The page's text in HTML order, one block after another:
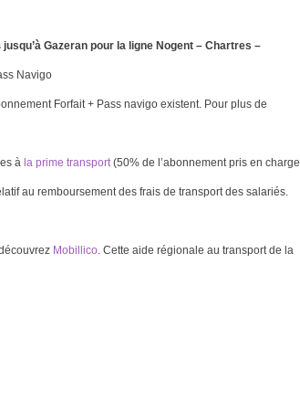
jusqu’à Gazeran pour la ligne Nogent – Chartres –
Navigo
Forfait + Pass navigo existent. Pour plus de
à la prime transport (50% de l’abonnement pris en charge
au remboursement des frais de transport des salariés.
Mobillico. Cette aide régionale au transport de la